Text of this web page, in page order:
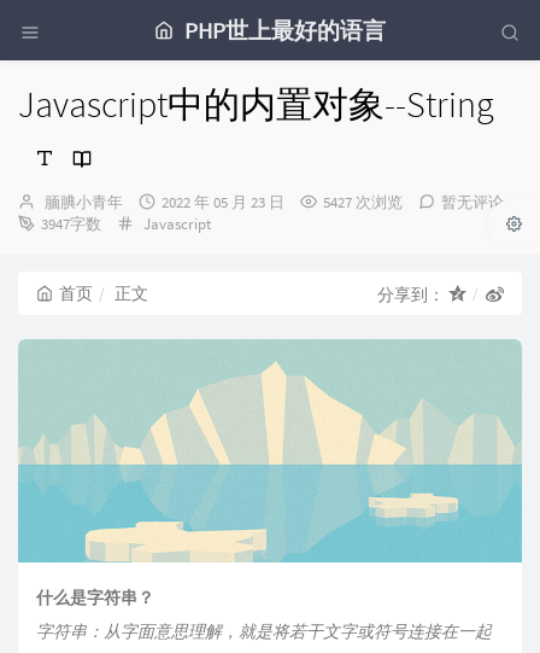
PHP世上最好的语言
Javascript中的内置对象--String
博
主：
腼腆小青年
发
布
2022 年 05 月 23 日 5427 次浏览
暂无评论
3947字数
分
Javascript
首页 正文 分享到：
什么是字符串？
字符串：从字面意思理解，就是将若干文字或符号连接在一起